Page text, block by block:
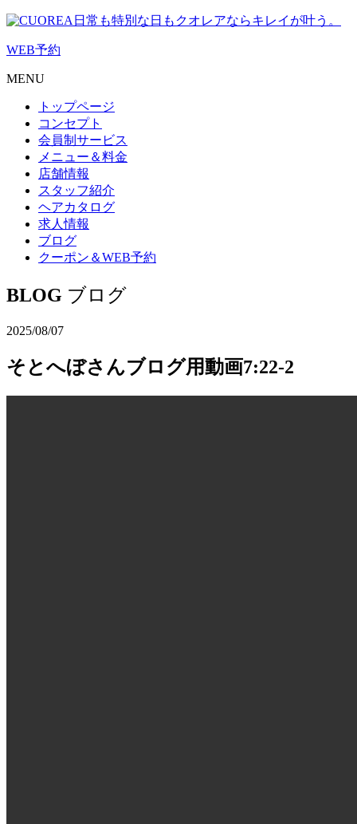
日常も特別な日もクオレアならキレイが叶う。
WEB予約
MENU
トップページ
コンセプト
会員制サービス
メニュー＆料金
店舗情報
スタッフ紹介
ヘアカタログ
求人情報
ブログ
クーポン＆WEB予約
BLOG ブログ
2025/08/07
そとへぼさんブログ用動画7:22-2